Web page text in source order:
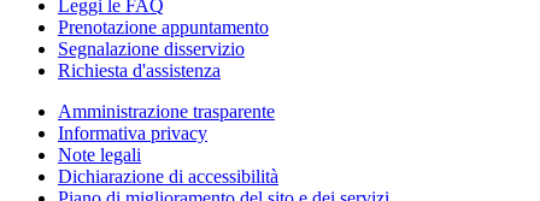
Leggi le FAQ
Prenotazione appuntamento
Segnalazione disservizio
Richiesta d'assistenza
Amministrazione trasparente
Informativa privacy
Note legali
Dichiarazione di accessibilità